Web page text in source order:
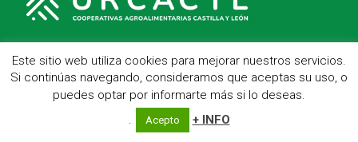
C/ Hípica, 1, entreplanta - 47007 Valladolid
Telf.: 983 23 95 15 - Fax: 983 22 23 56 - Aviso Legal
Este sitio web utiliza cookies para mejorar nuestros servicios.
Si continúas navegando, consideramos que aceptas su uso, o
puedes optar por informarte más si lo deseas.
.
Acepto + INFO